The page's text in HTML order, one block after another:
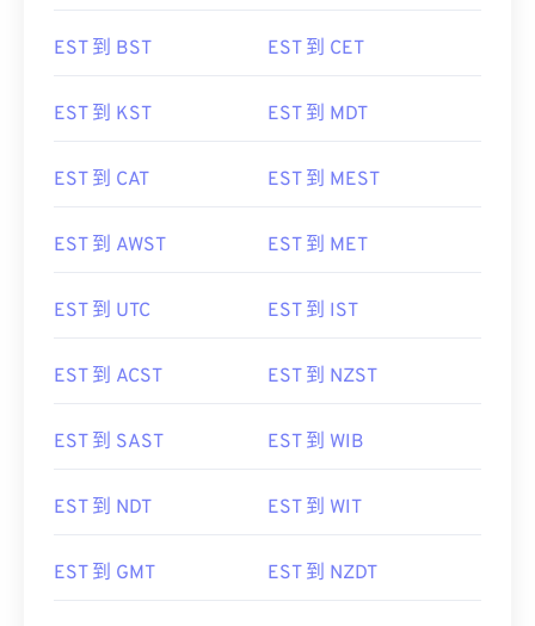
EST 到 BST EST 到 CET
EST 到 KST EST 到 MDT
EST 到 CAT EST 到 MEST
EST 到 AWST EST 到 MET
EST 到 UTC EST 到 IST
EST 到 ACST EST 到 NZST
EST 到 SAST EST 到 WIB
EST 到 NDT EST 到 WIT
EST 到 GMT EST 到 NZDT